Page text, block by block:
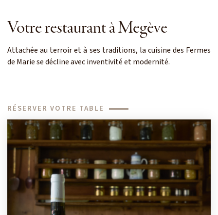
Votre restaurant à Megève
Attachée au terroir et à ses traditions, la cuisine des Fermes
de Marie se décline avec inventivité et modernité.
RÉSERVER VOTRE TABLE